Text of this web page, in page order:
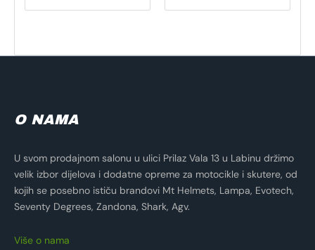
O NAMA
U svom prodajnom salonu u ulici Prilaz Vala 13 u Labinu držimo
velik izbor dijelova i dodatne opreme za motocikle i skutere, od
kojih se posebno ističu brandovi Mt Helmets, Lampa, Evotech,
Seventy Degrees, Zandona, Shark, Agv.
Više o nama